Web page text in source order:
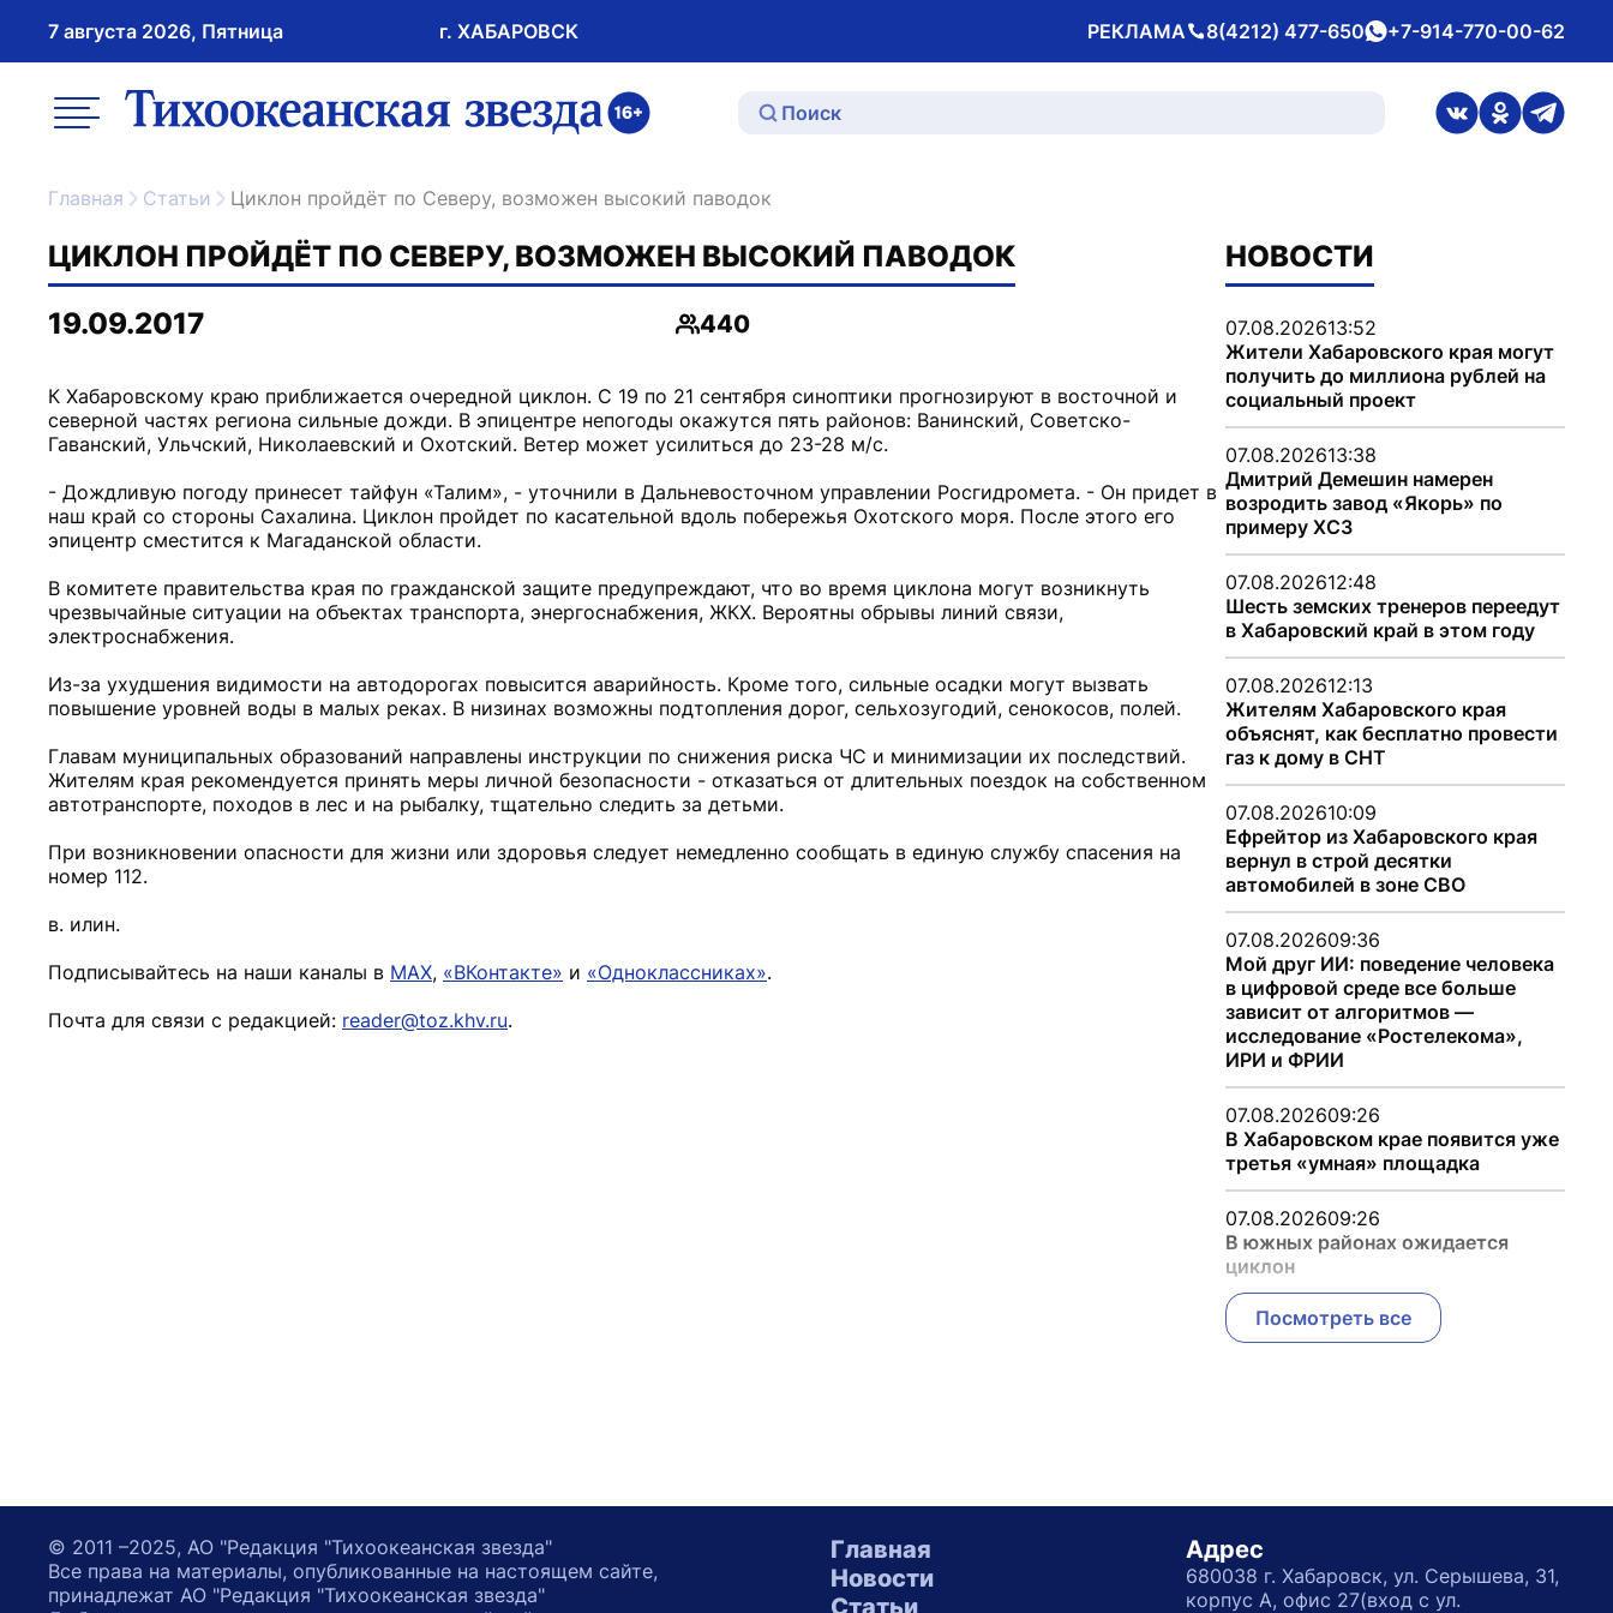
7 августа 2026, Пятница г. ХАБАРОВСК РЕКЛАМА
Телефон 8(4212) 477-650whatsApp
+7-914-770-00-62
меню ссылка на главную
ссылка на
ссылка на
Главная Статьи Циклон пройдёт по Северу, возможен высокий паводок
ЦИКЛОН ПРОЙДЁТ ПО СЕВЕРУ, ВОЗМОЖЕН ВЫСОКИЙ ПАВОДОК
19.09.2017
Просмотры
440
К Хабаровскому краю приближается очередной циклон. С 19 по 21 сентября синоптики прогнозируют в восточной и
северной частях региона сильные дожди. В эпицентре непогоды окажутся пять районов: Ванинский, Советско-
Гаванский, Ульчский, Николаевский и Охотский. Ветер может усилиться до 23-28 м/с.
- Дождливую погоду принесет тайфун «Талим», - уточнили в Дальневосточном управлении Росгидромета. - Он придет в
наш край со стороны Сахалина. Циклон пройдет по касательной вдоль побережья Охотского моря. После этого его
эпицентр сместится к Магаданской области.
В комитете правительства края по гражданской защите предупреждают, что во время циклона могут возникнуть
чрезвычайные ситуации на объектах транспорта, энергоснабжения, ЖКХ. Вероятны обрывы линий связи,
электроснабжения.
Из-за ухудшения видимости на автодорогах повысится аварийность. Кроме того, сильные осадки могут вызвать
повышение уровней воды в малых реках. В низинах возможны подтопления дорог, сельхозугодий, сенокосов, полей.
Главам муниципальных образований направлены инструкции по снижения риска ЧС и минимизации их последствий.
Жителям края рекомендуется принять меры личной безопасности - отказаться от длительных поездок на собственном
автотранспорте, походов в лес и на рыбалку, тщательно следить за детьми.
При возникновении опасности для жизни или здоровья следует немедленно сообщать в единую службу спасения на
номер 112.
в. илин.
Подписывайтесь на наши каналы в MAX, «ВКонтакте» и «Одноклассниках».
Почта для связи с редакцией: reader@toz.khv.ru.
НОВОСТИ
07.08.202613:52
Жители Хабаровского края могут
получить до миллиона рублей на
социальный проект
07.08.202613:38
Дмитрий Демешин намерен
возродить завод «Якорь» по
примеру ХСЗ
07.08.202612:48
Шесть земских тренеров переедут
в Хабаровский край в этом году
07.08.202612:13
Жителям Хабаровского края
объяснят, как бесплатно провести
газ к дому в СНТ
07.08.202610:09
Ефрейтор из Хабаровского края
вернул в строй десятки
автомобилей в зоне СВО
07.08.202609:36
Мой друг ИИ: поведение человека
в цифровой среде все больше
зависит от алгоритмов —
исследование «Ростелекома»,
ИРИ и ФРИИ
07.08.202609:26
В Хабаровском крае появится уже
третья «умная» площадка
07.08.202609:26
В южных районах ожидается
циклон
Посмотреть все
Главная
Новости
Статьи
Адрес
680038 г. Хабаровск, ул. Серышева, 31,
корпус А, офис 27(вход с ул.
© 2011 –2025, АО "Редакция "Тихоокеанская звезда"
Все права на материалы, опубликованные на настоящем сайте,
принадлежат АО "Редакция "Тихоокеанская звезда"